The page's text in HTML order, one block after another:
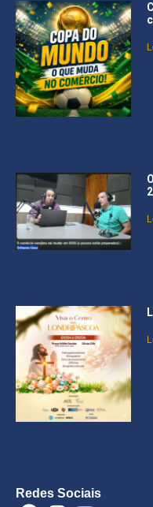
Redes Sociais